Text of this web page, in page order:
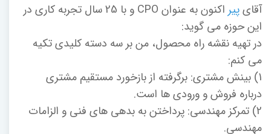
آقایپیر
اکنون به عنوان CPO و با 25 سال تجربه کاری در
این حوزه می گوید:
در تهیه نقشه راه محصول، من بر سه دسته کلیدی تکیه
می کنم:
1) بینش مشتری: برگرفته از بازخورد مستقیم مشتری
درباره فروش و ورودی ها است.
2) تمرکز مهندسی: پرداختن به بدهی های فنی و الزامات
مهندسی.